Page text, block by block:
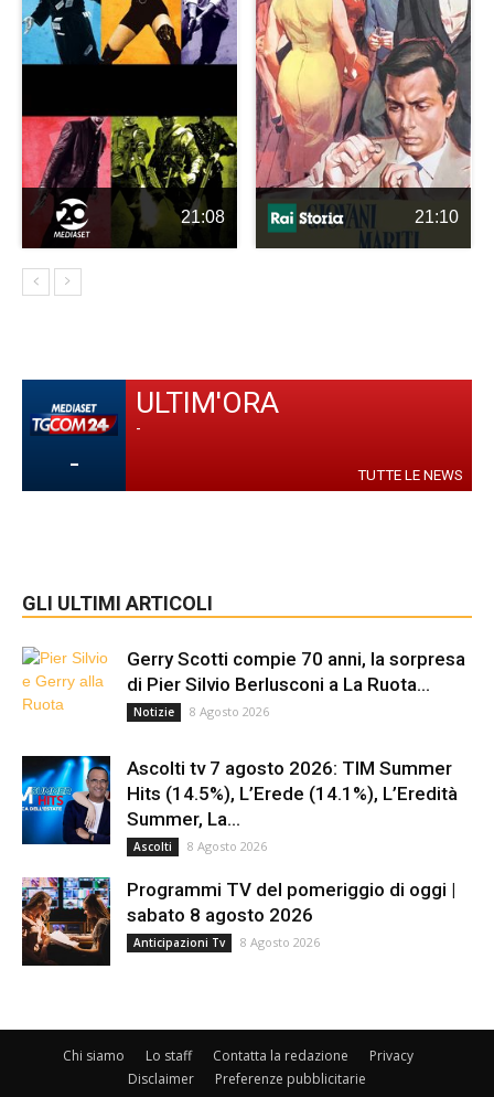
21:08 21:10
-
ULTIM'ORA
-
TUTTE LE NEWS
GLI ULTIMI ARTICOLI
Gerry Scotti compie 70 anni, la sorpresa
di Pier Silvio Berlusconi a La Ruota...
Notizie 8 Agosto 2026
Ascolti tv 7 agosto 2026: TIM Summer
Hits (14.5%), L’Erede (14.1%), L’Eredità
Summer, La...
Ascolti 8 Agosto 2026
Programmi TV del pomeriggio di oggi |
sabato 8 agosto 2026
Anticipazioni Tv 8 Agosto 2026
Chi siamo Lo staff Contatta la redazione
Privacy
Disclaimer
Preferenze pubblicitarie